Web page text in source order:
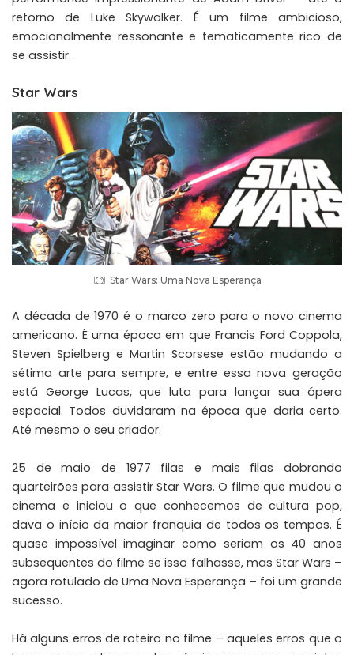
retorno de Luke Skywalker. É um filme ambicioso,
emocionalmente ressonante e tematicamente rico de
se assistir.
Star Wars
Star Wars: Uma Nova Esperança
A década de 1970 é o marco zero para o novo cinema
americano. É uma época em que Francis Ford Coppola,
Steven Spielberg e Martin Scorsese estão mudando a
sétima arte para sempre, e entre essa nova geração
está George Lucas, que luta para lançar sua ópera
espacial. Todos duvidaram na época que daria certo.
Até mesmo o seu criador.
25 de maio de 1977 filas e mais filas dobrando
quarteirões para assistir Star Wars. O filme que mudou o
cinema e iniciou o que conhecemos de cultura pop,
dava o início da maior franquia de todos os tempos. É
quase impossível imaginar como seriam os 40 anos
subsequentes do filme se isso falhasse, mas Star Wars –
agora rotulado de Uma Nova Esperança – foi um grande
sucesso.
Há alguns erros de roteiro no filme – aqueles erros que o